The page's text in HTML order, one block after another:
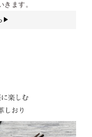
ます。
▶︎